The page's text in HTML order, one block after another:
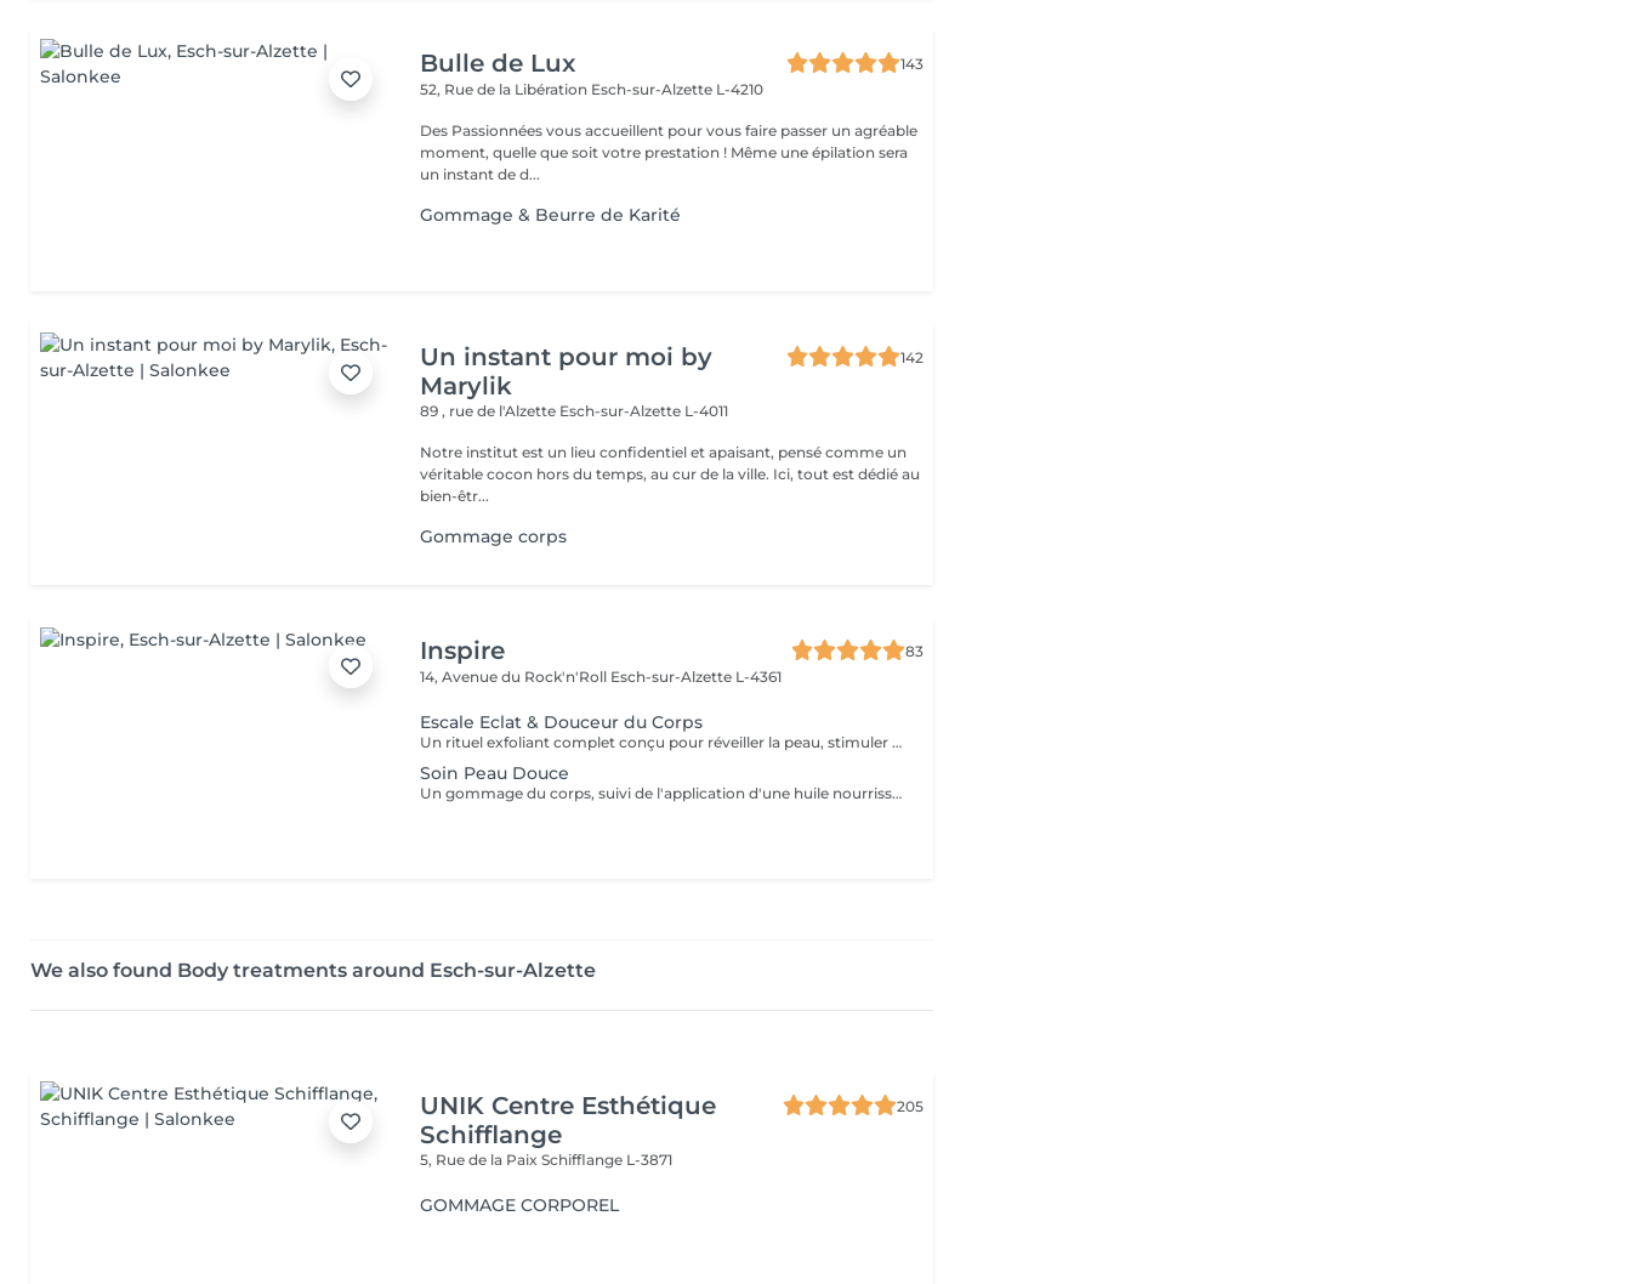
Bulle de Lux
143
52, Rue de la Libération Esch-sur-Alzette L-4210
Des Passionnées vous accueillent pour vous faire passer un agréable
moment, quelle que soit votre prestation ! Même une épilation sera
un instant de d...
Gommage & Beurre de Karité
Un instant pour moi by
Marylik
142
89 , rue de l'Alzette Esch-sur-Alzette L-4011
Notre institut est un lieu confidentiel et apaisant, pensé comme un
véritable cocon hors du temps, au cur de la ville. Ici, tout est dédié au
bien-êtr...
Gommage corps
Inspire
83
14, Avenue du Rock'n'Roll Esch-sur-Alzette L-4361
Escale Eclat & Douceur du Corps
Un rituel exfoliant complet conçu pour réveiller la peau, stimuler les tissus et offrir une sensation de renouveau. Réalisé sur l'ensemble du corps, ce soin associe une exfoliation au Gotu Kola et aux actifs végétaux afin d'éliminer les cellules mortes, d'affiner le grain de peau et de favoriser le renouvellement cutané. Les gestes enveloppants stimulent également la microcirculation et procurent une sensation immédiate de légèreté. Après une douche, l'application d'un soin corps au Gotu Kola et au Lotus vient nourrir, assouplir et sublimer la peau tout en prolongeant les bienfaits du rituel. La peau retrouve douceur, éclat et confort, prête à accueillir les beaux jours et les expositions estivales. Une peau lumineuse, soyeuse et délicatement satinée pour briller tout l'été !
Soin Peau Douce
Un gommage du corps, suivi de l'application d'une huile nourrissante pour retrouver la douceur d'une peau de bébé.
We also found Body treatments around Esch-sur-Alzette
UNIK Centre Esthétique
Schifflange
205
5, Rue de la PaixSchifflange L-3871
GOMMAGE CORPOREL